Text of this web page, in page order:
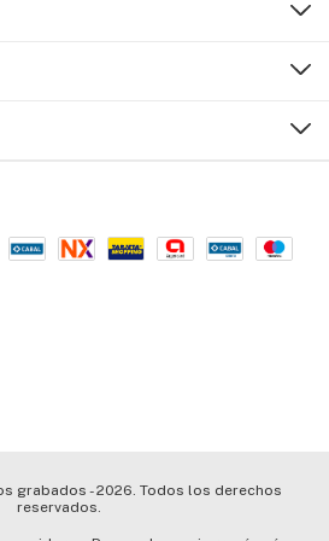
grabados - 2026. Todos los derechos
reservados.